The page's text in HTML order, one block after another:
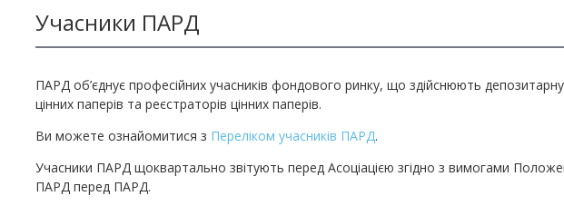
Учасники ПАРД
ПАРД об’єднує професійних учасників фондового ринку, що здійснюють депозитарну
цінних паперів та реєстраторів цінних паперів.
Ви можете ознайомитися з Переліком учасників ПАРД.
Учасники ПАРД щоквартально звітують перед Асоціацією згідно з вимогами
ПАРД перед ПАРД.